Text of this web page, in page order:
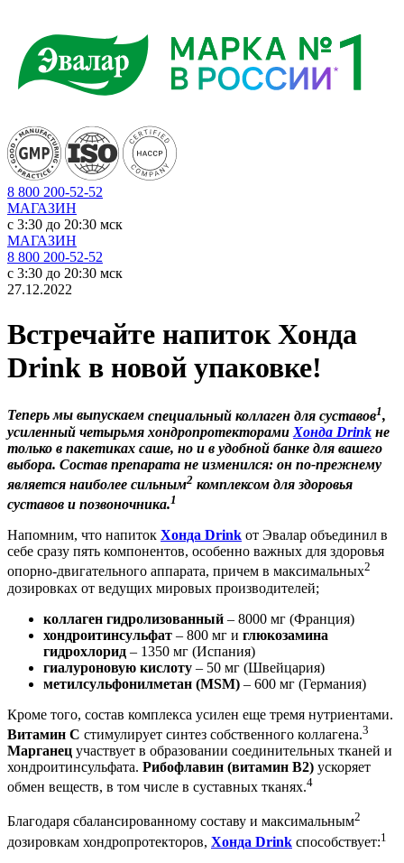
8 800 200-52-52
МАГАЗИН
c 3:30 до 20:30 мск
МАГАЗИН
8 800 200-52-52
c 3:30 до 20:30 мск
27.12.2022
Встречайте напиток Хонда
Drink в новой упаковке!
Теперь мы выпускаем специальный коллаген для суставов1,
усиленный четырьмя хондропротекторами Хонда Drink не
только в пакетиках саше, но и в удобной банке для вашего
выбора. Состав препарата не изменился: он по-прежнему
является наиболее сильным2 комплексом для здоровья
суставов и позвоночника.1
Напомним, что напиток Хонда Drink от Эвалар объединил в
себе сразу пять компонентов, особенно важных для здоровья
опорно-двигательного аппарата, причем в максимальных2
дозировках от ведущих мировых производителей;
коллаген гидролизованный – 8000 мг (Франция)
хондроитинсульфат – 800 мг и глюкозамина
гидрохлорид – 1350 мг (Испания)
гиалуроновую кислоту – 50 мг (Швейцария)
метилсульфонилметан (MSM) – 600 мг (Германия)
Кроме того, состав комплекса усилен еще тремя нутриентами.
Витамин С стимулирует синтез собственного коллагена.3
Марганец участвует в образовании соединительных тканей и
хондроитинсульфата. Рибофлавин (витамин В2) ускоряет
обмен веществ, в том числе в суставных тканях.4
Благодаря сбалансированному составу и максимальным2
дозировкам хондропротекторов, Хонда Drink способствует:1